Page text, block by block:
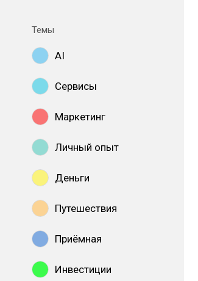
Темы
AI
Сервисы
Маркетинг
Личный опыт
Деньги
Путешествия
Приёмная
Инвестиции